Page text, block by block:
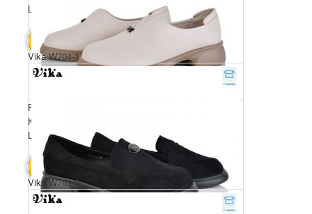
Ціна за пару: 650 грн.
В КОШИК 5200 грн.
Розмірний ряд: 36-41
Комплектація ящика: 8
Ціна за пару: 650 грн.
В КОШИК 5200 грн.
Vika W704-1
Vika W701-3